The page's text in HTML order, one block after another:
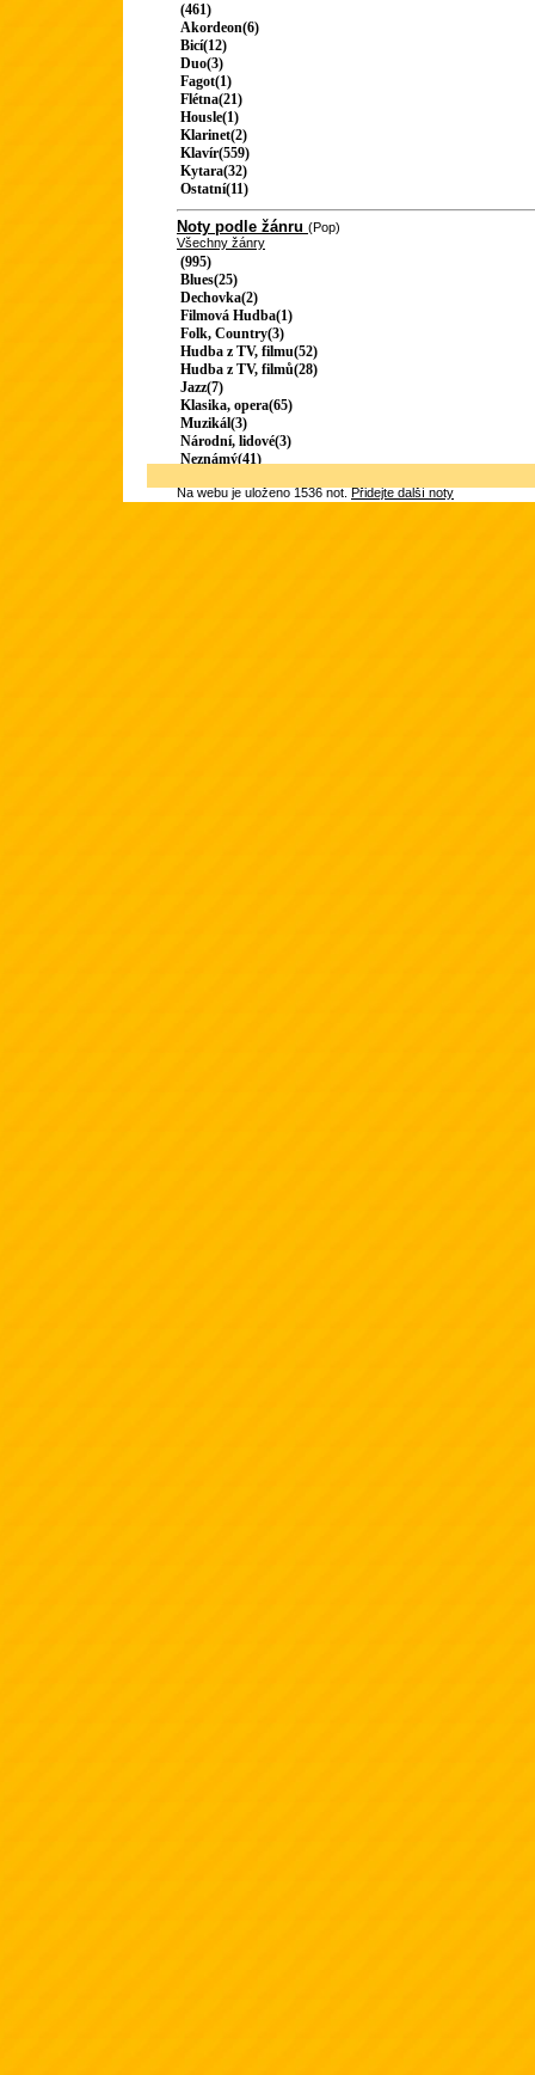
(461)
Akordeon(6)
Bicí(12)
Duo(3)
Fagot(1)
Flétna(21)
Housle(1)
Klarinet(2)
Klavír(559)
Kytara(32)
Ostatní(11)
Noty podle žánru (Pop)
Všechny žánry
(995)
Blues(25)
Dechovka(2)
Filmová Hudba(1)
Folk, Country(3)
Hudba z TV, filmu(52)
Hudba z TV, filmů(28)
Jazz(7)
Klasika, opera(65)
Muzikál(3)
Národní, lidové(3)
Neznámý(41)
Na webu je uloženo 1536 not.Přidejte další noty